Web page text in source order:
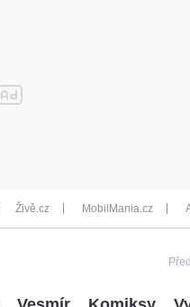
Živě.cz MobilMania.cz